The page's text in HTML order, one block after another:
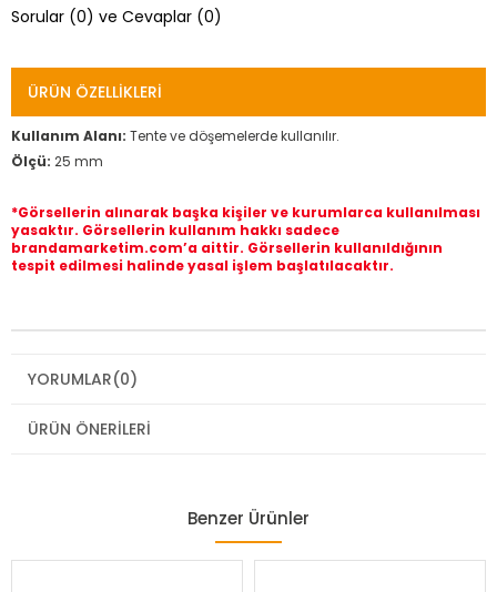
Sorular (0) ve Cevaplar (0)
ÜRÜN ÖZELLIKLERI
Kullanım Alanı: Tente ve döşemelerde kullanılır.
Ölçü: 25 mm
*Görsellerin alınarak başka kişiler ve kurumlarca kullanılması
yasaktır. Görsellerin kullanım hakkı sadece
brandamarketim.com’a aittir. Görsellerin kullanıldığının
tespit edilmesi halinde yasal işlem başlatılacaktır.
YORUMLAR(0)
ÜRÜN ÖNERILERI
Benzer Ürünler